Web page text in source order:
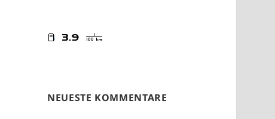
NEUESTE KOMMENTARE